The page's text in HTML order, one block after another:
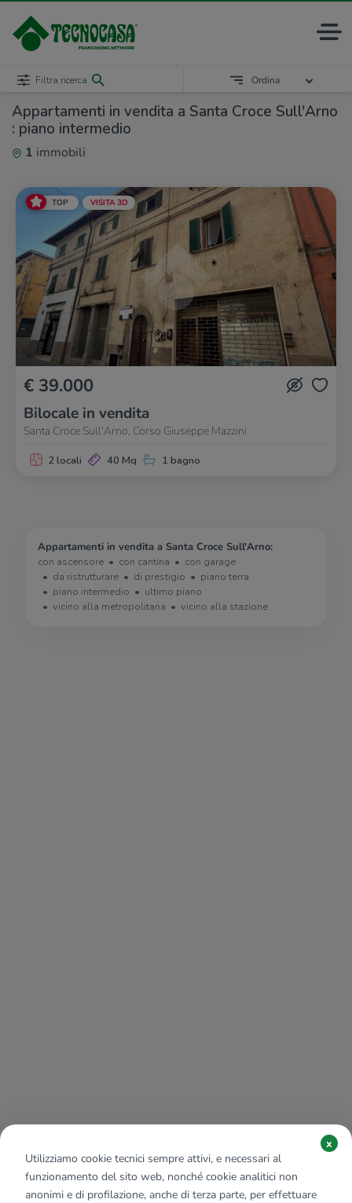
Appartamenti in vendita a Santa Croce Sull'Arno
: piano intermedio
1 immobili
Filtra ricerca Ordina
TOP VISITA 3D
€ 39.000
Bilocale in vendita
Santa Croce Sull'Arno, Corso Giuseppe Mazzini
2 locali 40 Mq 1 bagno
Appartamenti in vendita a Santa Croce Sull'Arno:
con ascensore
con cantina
con garage
da ristrutturare
di prestigio
piano terra
piano intermedio
ultimo piano
vicino alla metropolitana
vicino alla stazione
Utilizziamo cookie tecnici sempre attivi, e necessari al
funzionamento del sito web, nonché cookie analitici non
anonimi e di profilazione, anche di terza parte, per effettuare
x